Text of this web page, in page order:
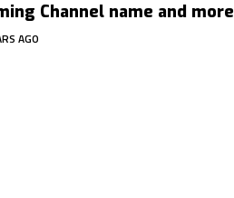
Channel name and more
AGO